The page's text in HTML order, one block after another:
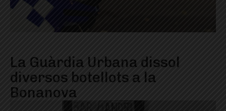
La Guàrdia Urbana dissol
diversos botellots a la
Bonanova